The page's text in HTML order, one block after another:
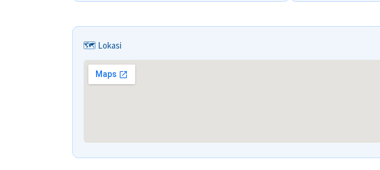
🗺 Lokasi